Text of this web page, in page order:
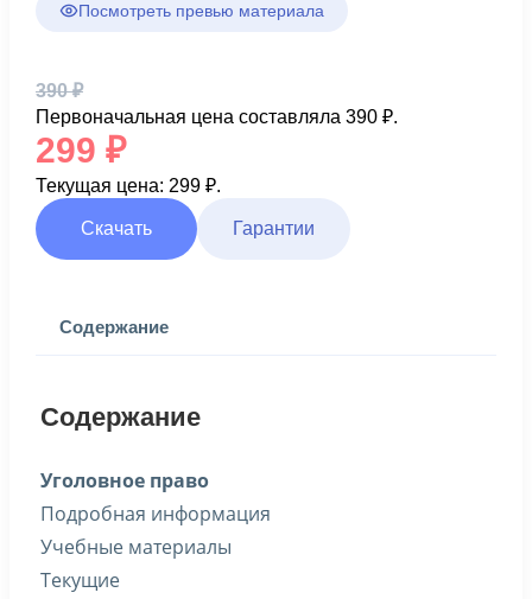
Посмотреть превью материала
390₽
Первоначальная цена составляла 390 ₽.
299 ₽
Текущая цена: 299 ₽.
Скачать Гарантии
Содержание
Содержание
Уголовное право
Подробная информация
Учебные материалы
Текущие